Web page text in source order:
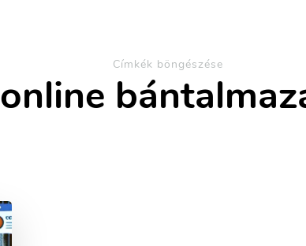
Címkék böngészése
online